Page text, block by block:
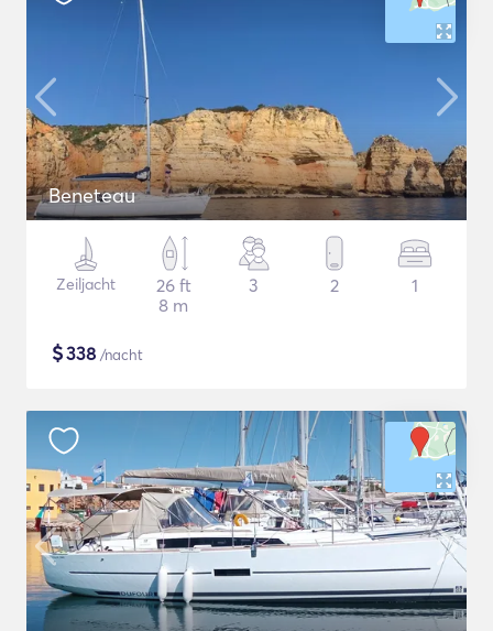
Beneteau
Zeiljacht
26 ft
8 m
3 2 1
$338 /nacht